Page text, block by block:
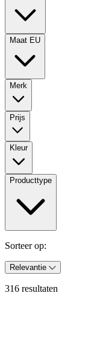
Maat EU
Merk
Prijs
Kleur
Producttype
Sorteer op:
Relevantie
316 resultaten